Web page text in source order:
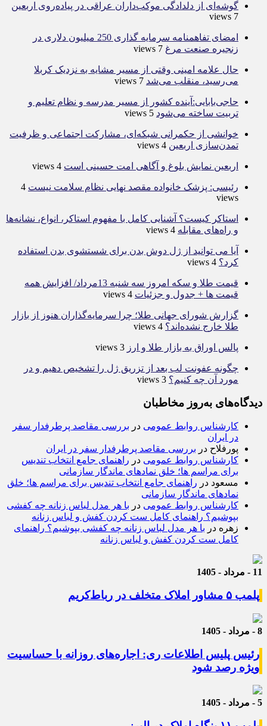
گوشه‌ای از دلدادگی موکب‌داران عراقی در پیاده‌روی اربعین
7 views
امضای تفاهمنامه سرمایه گذاری 250 میلیون دلاری در
زنجیره صنعت مرغ 7 views
حال علامه امینی وقتی از مسیر مشایه به نزدیک کربلا
می‌رسید، منقلب می‌شد 7 views
حاجی‌بابایی:آینده کشور از مسیر مدرسه و نظام تعلیم و
تربیت ساخته می‌شود 5 views
خوانشی از حکمرانی شبکه‌ای، مشارکت اجتماعی و ظرفیت
تمدن‌سازی اربعین 4 views
اربعین نمایش بلوغ و آگاهی امت حسینی است 4 views
رئیسی: پزشک خانواده مقصد نهایی نظام سلامت نیست 4
views
استاکر کیست؟ آشنایی کامل با مفهوم استاکر، انواع، نشانه‌ها
و راه‌های مقابله 4 views
آیا می توانید از ژل دوش بدن برای شستشوی بدن استفاده
کرد؟ 4 views
قیمت طلا و سکه امروز سه شنبه 13مرداد/ افزایش همه
قیمت ها + جدول و جزئیات 4 views
گزارش شورای جهانی طلا؛ چرا سرمایه‌گذاران هنوز از بازار
طلا خارج نشده‌اند؟ 4 views
پالس اوراق به بازار طلا و ارز 3 views
چگونه عفونت لب بعد از تزریق ژل را تشخیص دهیم و در
مورد آن چه کنیم؟ 3 views
دیدگاه‌های به‌روز مخاطبان
کارشناس روابط عمومی در بررسی مقاصد پرطرفدار سفر
در ایران
پورفلاح در بررسی مقاصد پرطرفدار سفر در ایران
کارشناس روابط عمومی در راهنمای جامع انتخاب تندیس
برای مراسم ها؛ خلق نمادهای ماندگار سازمانی
مسعود در راهنمای جامع انتخاب تندیس برای مراسم ها؛ خلق
نمادهای ماندگار سازمانی
کارشناس روابط عمومی در با هر مدل لباس زنانه چه کفشی
بپوشیم؟ راهنمای کامل ست کردن کفش و لباس زنانه
زهره در با هر مدل لباس زنانه چه کفشی بپوشیم؟ راهنمای
کامل ست کردن کفش و لباس زنانه
11 - مرداد - 1405
پلمب ۵ مشاور املاک متخلف در رباط‌کریم
8 - مرداد - 1405
رئیس پلیس اطلاعات ری: اجاره‌های روزانه با حساسیت
ویژه رصد شود
5 - مرداد - 1405